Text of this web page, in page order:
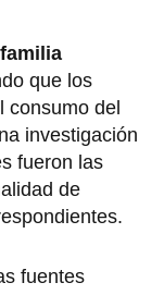
que los
consumo del
investigación
fueron las
de
fuentes